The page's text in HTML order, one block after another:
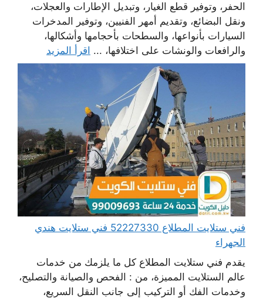
الحفر، وتوفير قطع الغيار، وتبديل الإطارات والعجلات،
ونقل البضائع، وتقديم أمهر الفنيين، وتوفير المدخرات
السيارات بأنواعها، والسطحات بأحجامها وأشكالها،
والرافعات والونشات على اختلافها، ... اقرأ المزيد
فني ستلايت المطلاع 52227330 فني ستلايت هندي
الجهراء
يقدم فني ستلايت المطلاع كل ما يلزمك من خدمات
عالم الستلايت المميزة، من : الفحص والصيانة والتصليح،
وخدمات الفك أو التركيب إلى جانب النقل السريع،